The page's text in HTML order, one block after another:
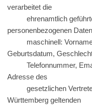
verarbeitet die
ehrenamtlich geführte
personenbezogenen Daten
maschinell:
Geburtsdatum,
Telefonnummer,
Adresse des
gesetzlichen
Württemberg geltenden